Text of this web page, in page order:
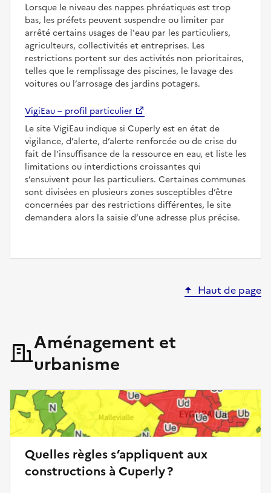
Lorsque le niveau des nappes phréatiques est trop
bas, les préfets peuvent suspendre ou limiter par
arrêté certains usages de l'eau par les particuliers,
agriculteurs, collectivités et entreprises. Les
restrictions portent sur des activités non prioritaires,
telles que le remplissage des piscines, le lavage des
voitures ou l’arrosage des jardins potagers.
VigiEau – profil particulier
Le site VigiEau indique si Cuperly est en état de
vigilance, d’alerte, d’alerte renforcée ou de crise du
fait de l’insuffisance de la ressource en eau, et liste les
limitations ou interdictions croissantes qui
s’ensuivent pour les particuliers. Certaines communes
sont divisées en plusieurs zones susceptibles d’être
concernées par des restrictions différentes, le site
demandera alors la saisie d’une adresse plus précise.
Haut de page
Aménagement et
urbanisme
Quelles règles s’appliquent aux
constructions à Cuperly ?